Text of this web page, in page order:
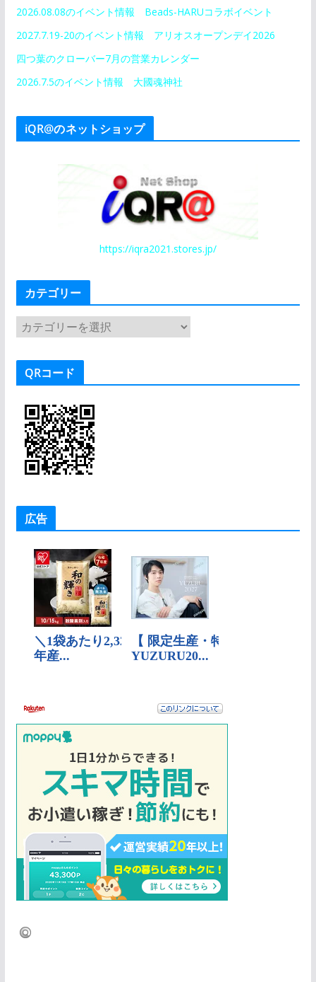
2026.08.08のイベント情報 Beads-HARUコラボイベント
2027.7.19-20のイベント情報 アリオスオープンデイ2026
四つ葉のクローバー7月の営業カレンダー
2026.7.5のイベント情報 大國魂神社
iQR@のネットショップ
https://iqra2021.stores.jp/
カテゴリー
カ
テ
ゴ
QRコード
広告